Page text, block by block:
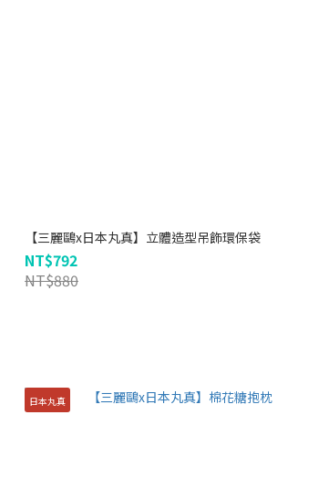
【三麗鷗x日本丸真】立體造型吊飾環保袋
NT$792
NT$880
日本丸真